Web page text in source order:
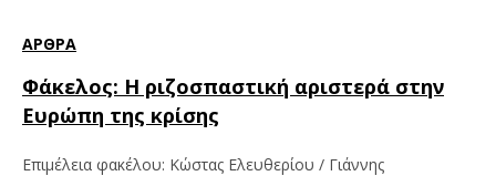
ΆΡΘΡΑ
Φάκελος: Η ριζοσπαστική αριστερά στην
Ευρώπη της κρίσης
Επιμέλεια φακέλου: Κώστας Ελευθερίου / Γιάννης